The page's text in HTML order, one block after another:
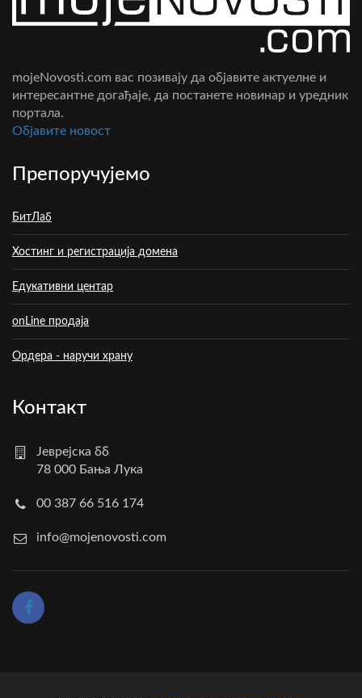
mojeNovosti.com вас позивају да објавите актуелне и
интересантне догађаје, да постанете новинар и уредник
портала.
Oбјавите новост
Препоручујемо
БитЛаб
Хостинг и регистрација домена
Едукативни центар
onLine продаја
Ордера - наручи храну
Контакт
Јеврејска бб
78 000 Бања Лука
00 387 66 516 174
info@mojenovosti.com